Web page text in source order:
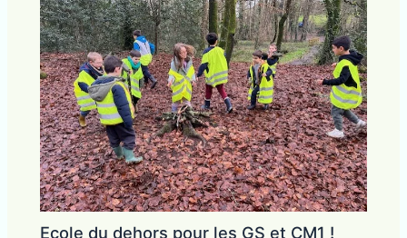
Ecole du dehors pour les GS et CM1 !